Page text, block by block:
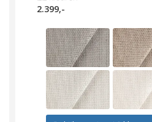
2.399,-